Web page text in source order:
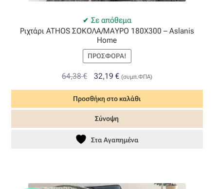
ΠΙΣΤΟΠΟΙΗΣΕΙΣ ΧΑΛΙΩΝ COLORE COLORI
Σε απόθεμα
Ριχτάρι ATHOS ΣΟΚΟΛΑ/ΜΑΥΡΟ 180Χ300 – Aslanis
Home
ΠΡΟΣΦΟΡΆ!
64,38€
Original
price
was:
64,38 €.
32,19 €Η
τρέχουσα
τιμή
είναι:
(συμπ.ΦΠΑ)
Προσθήκη στο καλάθι
Σύνοψη
Στα Αγαπημένα